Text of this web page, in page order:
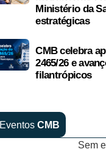
Ministério da
estratégicas
CMB celebra
2465/26 e
filantrópicos
Eventos CMB
Sem